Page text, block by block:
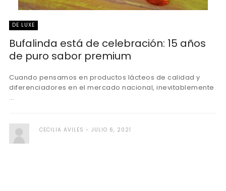
DE LUXE
Bufalinda está de celebración: 15 años
de puro sabor premium
Cuando pensamos en productos lácteos de calidad y
diferenciadores en el mercado nacional, inevitablemente
...
CECILIA AVILES JULIO 6, 2021